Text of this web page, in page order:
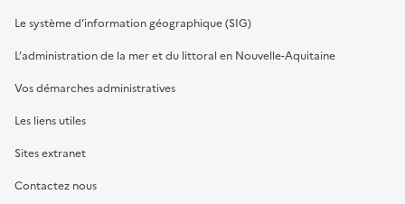
Le système d’information géographique (SIG)
L’administration de la mer et du littoral en Nouvelle-Aquitaine
Vos démarches administratives
Les liens utiles
Sites extranet
Contactez nous